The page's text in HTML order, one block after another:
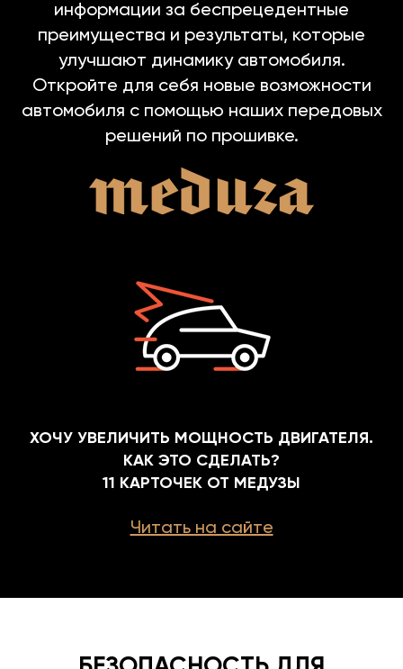
информации за беспрецедентные
преимущества и результаты, которые
улучшают динамику автомобиля.
Откройте для себя новые возможности
автомобиля с помощью наших передовых
решений по прошивке.
ХОЧУ УВЕЛИЧИТЬ МОЩНОСТЬ ДВИГАТЕЛЯ.
КАК ЭТО СДЕЛАТЬ?
11 КАРТОЧЕК ОТ МЕДУЗЫ
Читать на сайте